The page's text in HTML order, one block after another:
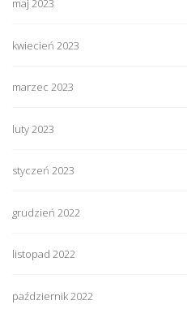
maj 2023
kwiecień 2023
marzec 2023
luty 2023
styczeń 2023
grudzień 2022
listopad 2022
październik 2022